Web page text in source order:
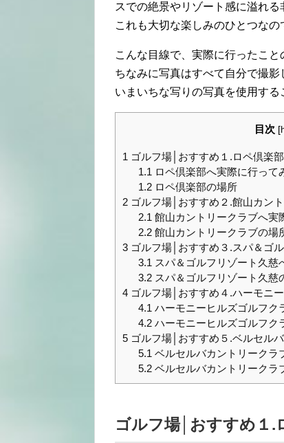
スでの絶景やリゾート感に溢れ
これも大切な楽しみのひとつな
こんな目線で、実際に行ったこ
ちなみに写真はすべて自分で撮影
いまいちな写りの写真を使用す
目次 [
1 ゴルフ場│おすすめ１.ロペ倶楽部
1.1 ロペ倶楽部へ実際に行って
1.2ロペ倶楽部の場所
2 ゴルフ場│おすすめ２.館山カン
2.1 館山カントリークラブへ実
2.2館山カントリークラブの場
3 ゴルフ場│おすすめ３.スパ＆ゴ
3.1 スパ＆ゴルフリゾート久慈
3.2スパ＆ゴルフリゾート久慈
4 ゴルフ場│おすすめ４.ハーモニ
4.1 ハーモニーヒルズゴルフク
4.2ハーモニーヒルズゴルフク
5 ゴルフ場│おすすめ５.ベルセル
5.1 ベルセルバカントリークラ
5.2ベルセルバカントリークラ
ゴルフ場│おすすめ１.